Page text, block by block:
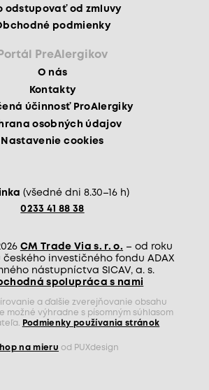
odstupovať od zmluvy
podmienky
Portál PreAlergikov
O nás
Kontakty
účinnosť ProAlergiky
osobných údajov
Nastavenie cookies
(všedné dni 8.30–16 h)
0233 41 88 38
CM Trade Via s. r. o. – od roku
českého investičného fondu ADAX
nástupníctva SICAV, a. s.
spolupráca s nami
a ďalšie zverejňovanie obsahu
možné výhradne s písomným súhlasom
Podmienky používania stránok
na mieru od PUXdesign